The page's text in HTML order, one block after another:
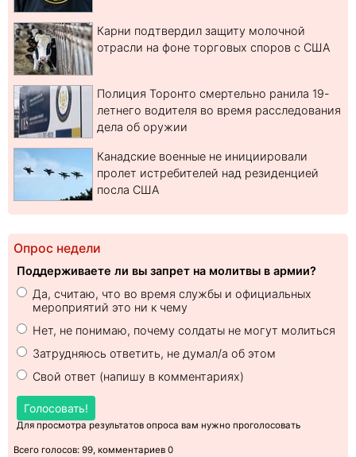
Карни подтвердил защиту молочной
отрасли на фоне торговых споров с США
Полиция Торонто смертельно ранила 19-
летнего водителя во время расследования
дела об оружии
Канадские военные не инициировали
пролет истребителей над резиденцией
посла США
Опрос недели
Поддерживаете ли вы запрет на молитвы в армии?
Да, считаю, что во время службы и официальных
мероприятий это ни к чему
Нет, не понимаю, почему солдаты не могут молиться
Затрудняюсь ответить, не думал/а об этом
Свой ответ (напишу в комментариях)
Голосовать!
Для просмотра результатов опроса вам нужно проголосовать
Всего голосов: 99, комментариев 0